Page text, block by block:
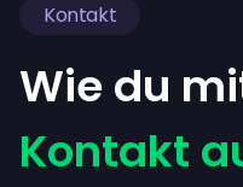
Kontakt
Wie du
Kontakt